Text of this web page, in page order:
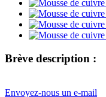
Brève description :
Envoyez-nous un e-mail